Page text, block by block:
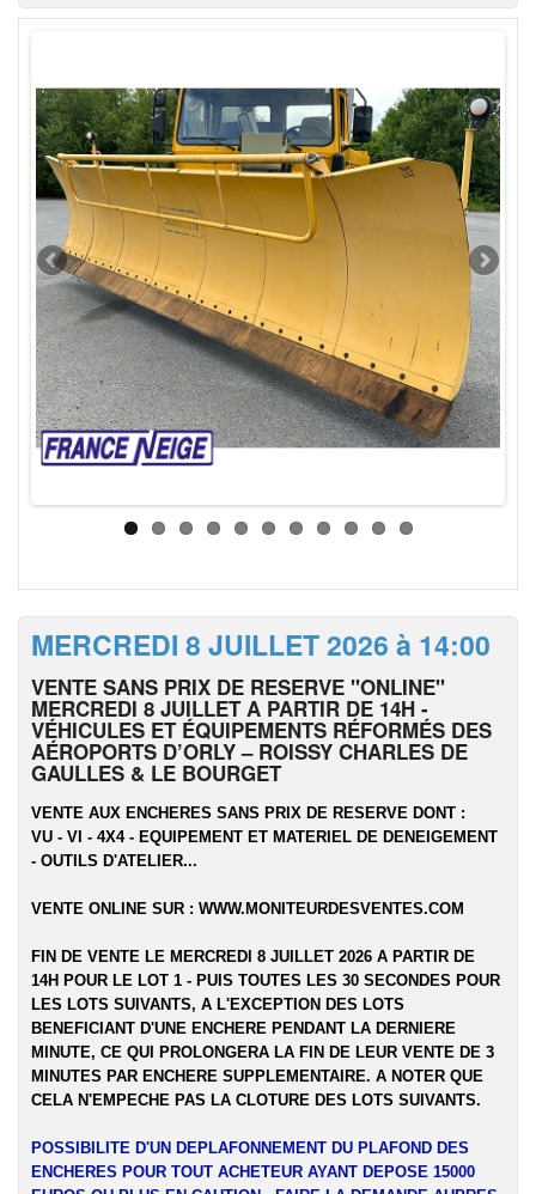
MERCREDI 8 JUILLET 2026 à 14:00
VENTE SANS PRIX DE RESERVE "ONLINE"
MERCREDI 8 JUILLET A PARTIR DE 14H -
VÉHICULES ET ÉQUIPEMENTS RÉFORMÉS DES
AÉROPORTS D’ORLY – ROISSY CHARLES DE
GAULLES & LE BOURGET
VENTE AUX ENCHERES SANS PRIX DE RESERVE DONT :
VU - VI - 4X4 - EQUIPEMENT ET MATERIEL DE DENEIGEMENT
- OUTILS D'ATELIER...
VENTE ONLINE SUR : WWW.MONITEURDESVENTES.COM
FIN DE VENTE LE MERCREDI 8 JUILLET 2026 A PARTIR DE
14H POUR LE LOT 1 - PUIS TOUTES LES 30 SECONDES POUR
LES LOTS SUIVANTS, A L'EXCEPTION DES LOTS
BENEFICIANT D'UNE ENCHERE PENDANT LA DERNIERE
MINUTE, CE QUI PROLONGERA LA FIN DE LEUR VENTE DE 3
MINUTES PAR ENCHERE SUPPLEMENTAIRE. A NOTER QUE
CELA N'EMPECHE PAS LA CLOTURE DES LOTS SUIVANTS.
POSSIBILITE D'UN DEPLAFONNEMENT DU PLAFOND DES
ENCHERES POUR TOUT ACHETEUR AYANT DEPOSE 15000